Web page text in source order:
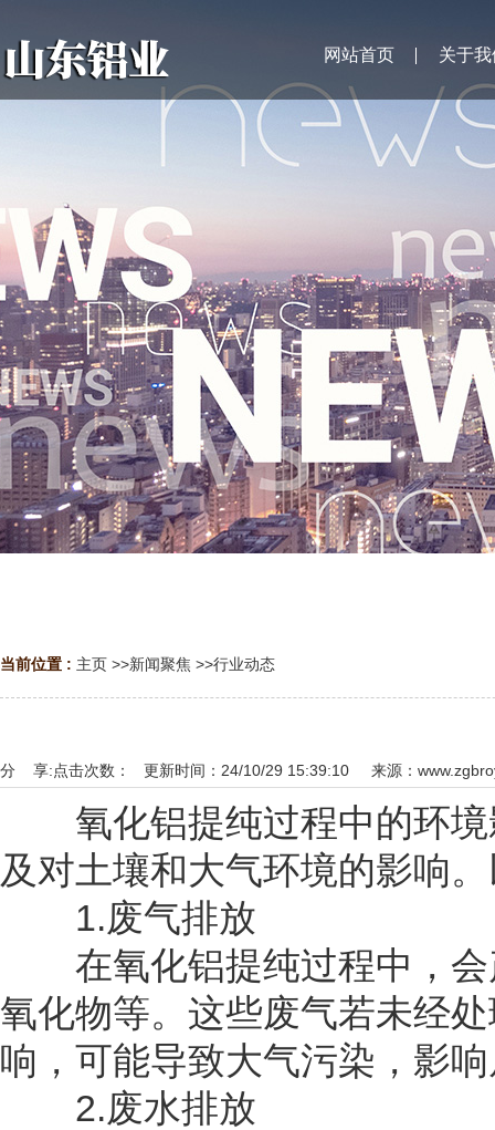
网站首页 关于
当前位置 : 主页 >>新闻聚焦 >>行业动态
点击次数： 更新时间：24/10/29 15:39:10 来源：
分 享:
氧化铝提纯过程中的环境
及对土壤和大气环境的影响
1.废气排放
在氧化铝提纯过程中，会
氧化物等。这些废气若未经
响，可能导致大气污染，影
2.废水排放